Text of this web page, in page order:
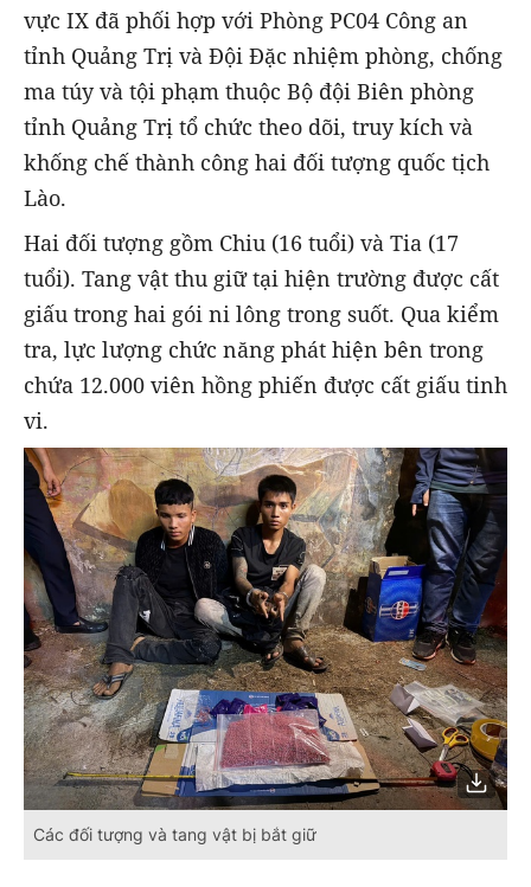
vực IX đã phối hợp với Phòng PC04 Công an
tỉnh Quảng Trị và Đội Đặc nhiệm phòng, chống
ma túy và tội phạm thuộc Bộ đội Biên phòng
tỉnh Quảng Trị tổ chức theo dõi, truy kích và
khống chế thành công hai đối tượng quốc tịch
Lào.
Hai đối tượng gồm Chiu (16 tuổi) và Tia (17
tuổi). Tang vật thu giữ tại hiện trường được cất
giấu trong hai gói ni lông trong suốt. Qua kiểm
tra, lực lượng chức năng phát hiện bên trong
chứa 12.000 viên hồng phiến được cất giấu tinh
vi.
Các đối tượng và tang vật bị bắt giữ